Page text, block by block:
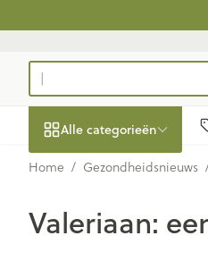
Product, merk, categorie...
Alle categorieën
Promoties
Schoonheid,
verzorging en hygiëne
Home / Gezondheidsnieuws
Valeriaan: